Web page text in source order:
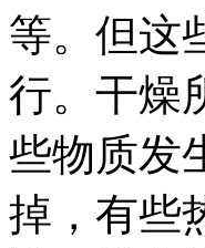
等。但这
行。干燥
些物质发
掉，有些